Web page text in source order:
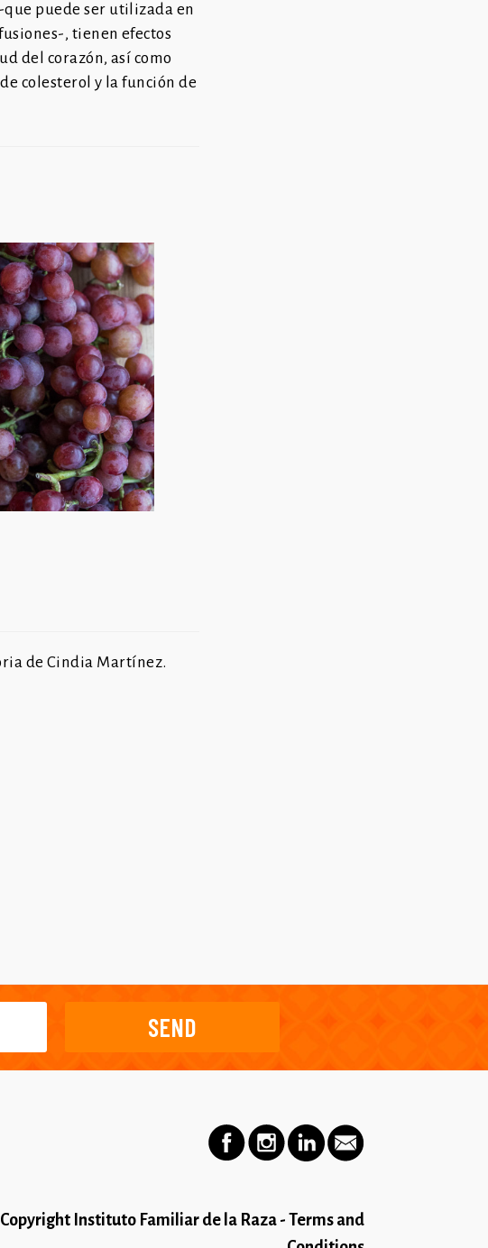
que puede ser utilizada en
, tienen efectos
del corazón, así como
colesterol y la función de
de Cindia Martínez.
Instituto Familiar de la Raza - Terms and